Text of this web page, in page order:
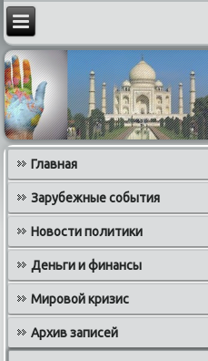
Главная
Зарубежные события
Новости политики
Деньги и финансы
Мировой кризис
Архив записей